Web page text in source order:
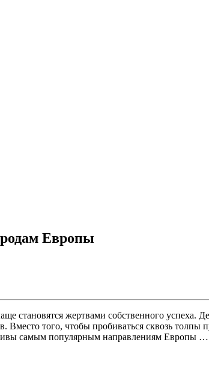
Европы
жертвами собственного успеха.
того, чтобы пробиваться сквозь толпы
самым популярным направлениям Европы …